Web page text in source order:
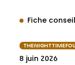
Fiche
8 juin 2026